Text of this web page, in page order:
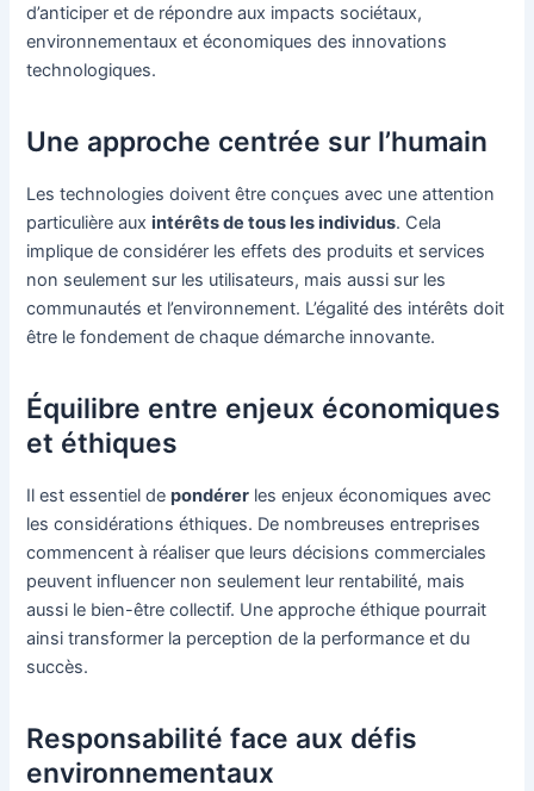
d’anticiper et de répondre aux impacts sociétaux,
environnementaux et économiques des innovations
technologiques.
Une approche centrée sur l’humain
Les technologies doivent être conçues avec une attention
particulière auxintérêts de tous les individus. Cela
implique de considérer les effets des produits et services
non seulement sur les utilisateurs, mais aussi sur les
communautés et l’environnement. L’égalité des intérêts doit
être le fondement de chaque démarche innovante.
Équilibre entre enjeux économiques
et éthiques
Il est essentiel depondérer les enjeux économiques avec
les considérations éthiques. De nombreuses entreprises
commencent à réaliser que leurs décisions commerciales
peuvent influencer non seulement leur rentabilité, mais
aussi le bien-être collectif. Une approche éthique pourrait
ainsi transformer la perception de la performance et du
succès.
Responsabilité face aux défis
environnementaux